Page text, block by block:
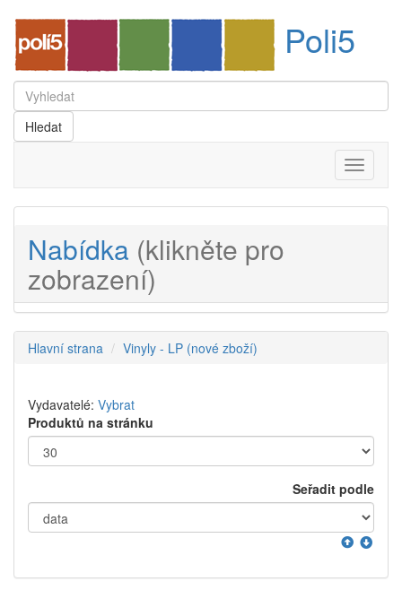
Poli5
Menu
Nabídka (klikněte pro
zobrazení)
Hlavní strana Vinyly - LP (nové zboží)
Vydavatelé: Vybrat
Produktů na stránku
Seřadit podle